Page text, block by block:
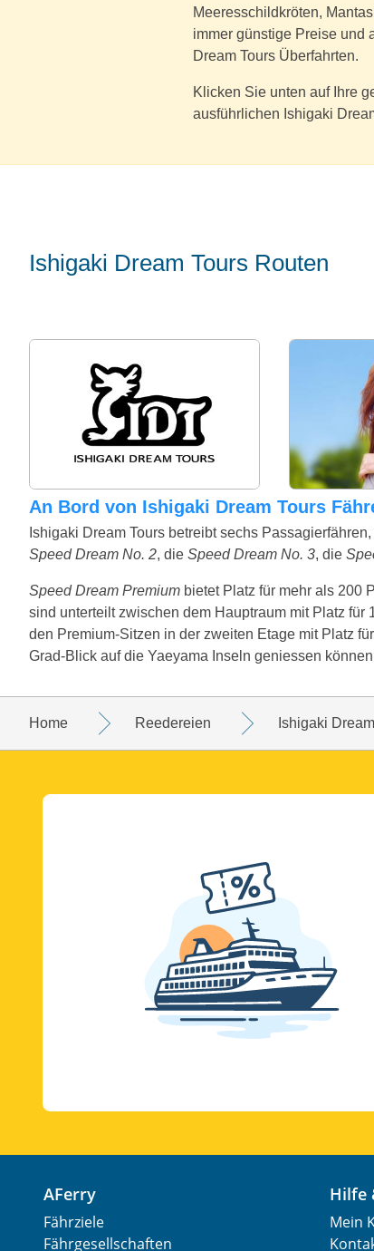
Meeresschildkröten,
immer günstige Preise und
Dream Tours Überfahrten.
Klicken Sie unten auf Ihre
ausführlichen Ishigaki
Ishigaki Dream Tours Routen
An Bord von Ishigaki Dream Tours
Ishigaki Dream Tours betreibt sechs Passagierfähren,
Speed Dream No. 2, die Speed Dream No. 3, die
Speed Dream Premium bietet Platz für mehr als 200
sind unterteilt zwischen dem Hauptraum mit Platz
den Premium-Sitzen in der zweiten Etage mit Platz
Grad-Blick auf die Yaeyama Inseln geniessen
Home Reedereien Ishigaki
AFerry
Fährziele
Fährgesellschaften
Mein